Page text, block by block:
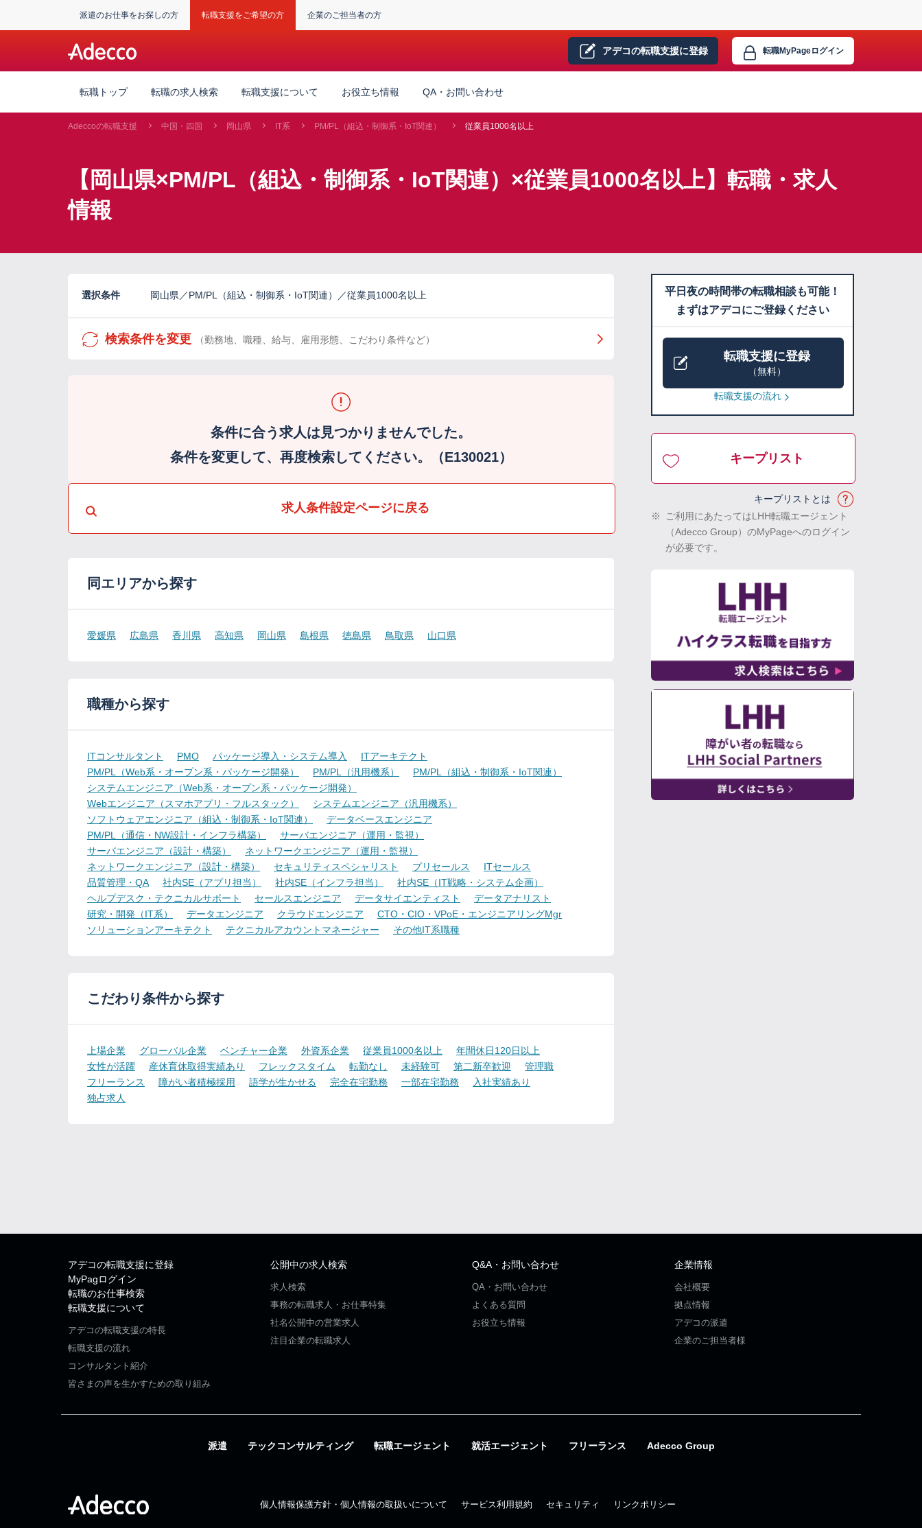
派遣のお仕事をお探しの方 転職支援をご希望の方 企業のご担当者の方
アデコの転職支援に登録 転職MyPageログイン
転職トップ 転職の求人検索 転職支援について お役立ち情報 QA・お問い合わせ
Adeccoの転職支援 中国・四国 岡山県 IT系 PM/PL（組込・制御系・IoT関連） 従業員1000名以上
【岡山県×PM/PL（組込・制御系・IoT関連）×従業員1000名以上】転職・求人
情報
選択条件 岡山県／PM/PL（組込・制御系・IoT関連）／従業員1000名以上
検索条件を変更 （勤務地、職種、給与、雇用形態、こだわり条件など）
条件に合う求人は見つかりませんでした。
条件を変更して、再度検索してください。（E130021）
求人条件設定ページに戻る
同エリアから探す
愛媛県 広島県 香川県 高知県 岡山県 島根県 徳島県 鳥取県 山口県
職種から探す
ITコンサルタント PMO パッケージ導入・システム導入
ITアーキテクト
PM/PL（Web系・オープン系・パッケージ開発）
PM/PL（汎用機系）
PM/PL（組込・制御系・IoT関連）
システムエンジニア（Web系・オープン系・パッケージ開発）
Webエンジニア（スマホアプリ・フルスタック）
システムエンジニア（汎用機系）
ソフトウェアエンジニア（組込・制御系・IoT関連）
データベースエンジニア
PM/PL（通信・NW設計・インフラ構築）
サーバエンジニア（運用・監視）
サーバエンジニア（設計・構築）
ネットワークエンジニア（運用・監視）
ネットワークエンジニア（設計・構築）
セキュリティスペシャリスト プリセールス
ITセールス
品質管理・QA
社内SE（アプリ担当） 社内SE（インフラ担当）
社内SE（IT戦略・システム企画）
ヘルプデスク・テクニカルサポート
セールスエンジニア データサイエンティスト
データアナリスト
研究・開発（IT系）
データエンジニア クラウドエンジニア
CTO・CIO・VPoE・エンジニアリングMgr
ソリューションアーキテクト
テクニカルアカウントマネージャー その他IT系職種
こだわり条件から探す
上場企業 グローバル企業 ベンチャー企業 外資系企業 従業員1000名以上
年間休日120日以上
女性が活躍
産休育休取得実績あり フレックスタイム 転勤なし 未経験可 第二新卒歓迎
管理職
フリーランス
障がい者積極採用 語学が生かせる 完全在宅勤務 一部在宅勤務
入社実績あり
独占求人
平日夜の時間帯の転職相談も可能！
まずはアデコにご登録ください
転職支援に登録
（無料）
転職支援の流れ
キープリスト
キープリストとは
※
ご利用にあたってはLHH転職エージェント
（Adecco Group）のMyPageへのログイン
が必要です。
アデコの転職支援に登録
MyPagログイン
転職のお仕事検索
転職支援について
アデコの転職支援の特長
転職支援の流れ
コンサルタント紹介
皆さまの声を生かすための取り組み
公開中の求人検索
求人検索
事務の転職求人・お仕事特集
社名公開中の営業求人
注目企業の転職求人
Q&A・お問い合わせ
QA・お問い合わせ
よくある質問
お役立ち情報
企業情報
会社概要
拠点情報
アデコの派遣
企業のご担当者様
派遣 テックコンサルティング 転職エージェント 就活エージェント フリーランス Adecco Group
個人情報保護方針・個人情報の取扱いについて サービス利用規約 セキュリティ リンクポリシー